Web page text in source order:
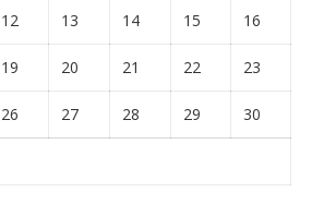
12 13 14 15 16
19 20 21 22 23
26 27 28 29 30